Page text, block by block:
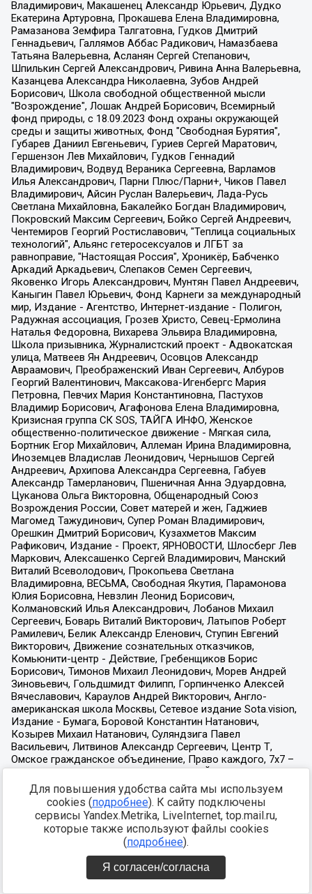
Для повышения удобства сайта мы используем
cookies (подробнее). К сайту подключены
сервисы Yandex.Metrika, LiveInternet, top.mail.ru,
которые также используют файлы cookies
(подробнее).
Я согласен/согласна